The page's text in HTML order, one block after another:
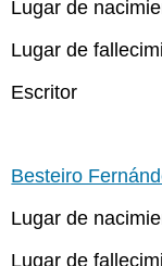
Lugar de
Lugar de
Escritor
Besteiro
Lugar de
Lugar de